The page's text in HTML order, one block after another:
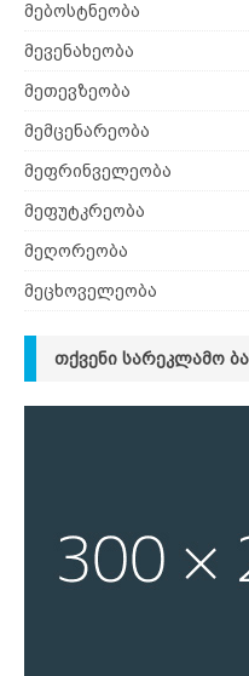
მებოსტნეობა
მევენახეობა
მეთევზეობა
მემცენარეობა
მეფრინველეობა
მეფუტკრეობა
მეღორეობა
მეცხოველეობა
ᲗᲥᲕᲔᲜᲘ ᲡᲐᲠᲔᲙᲚᲐᲛᲝ